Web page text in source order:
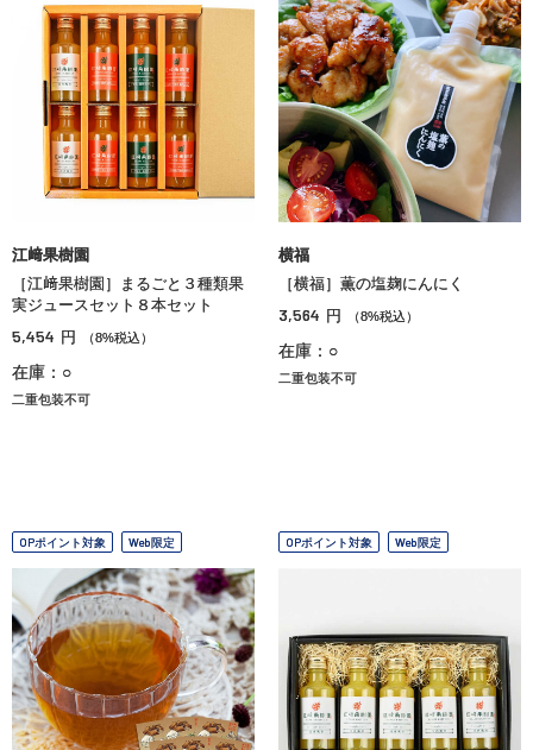
江﨑果樹園
［江﨑果樹園］まるごと３種類果
実ジュースセット８本セット
5,454 円 （8%税込）
在庫：○
二重包装不可
横福
［横福］薫の塩麹にんにく
3,564 円 （8%税込）
在庫：○
二重包装不可
OPポイント対象 Web限定 OPポイント対象 Web限定